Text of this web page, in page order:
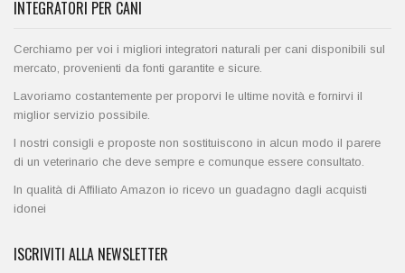
INTEGRATORI PER CANI
Cerchiamo per voi i migliori integratori naturali per cani disponibili sul
mercato, provenienti da fonti garantite e sicure.
Lavoriamo costantemente per proporvi le ultime novità e fornirvi il
miglior servizio possibile.
I nostri consigli e proposte non sostituiscono in alcun modo il parere
di un veterinario che deve sempre e comunque essere consultato.
In qualità di Affiliato Amazon io ricevo un guadagno dagli acquisti
idonei
ISCRIVITI ALLA NEWSLETTER